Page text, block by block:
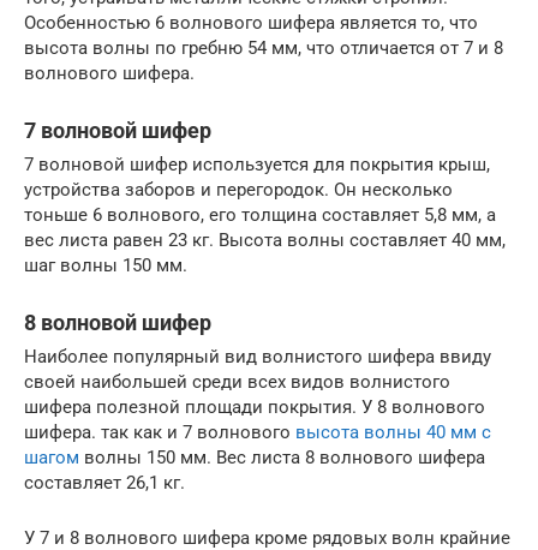
Особенностью 6 волнового шифера является то, что
высота волны по гребню 54 мм, что отличается от 7 и 8
волнового шифера.
7 волновой шифер
7 волновой шифер используется для покрытия крыш,
устройства заборов и перегородок. Он несколько
тоньше 6 волнового, его толщина составляет 5,8 мм, а
вес листа равен 23 кг. Высота волны составляет 40 мм,
шаг волны 150 мм.
8 волновой шифер
Наиболее популярный вид волнистого шифера ввиду
своей наибольшей среди всех видов волнистого
шифера полезной площади покрытия. У 8 волнового
шифера. так как и 7 волнового высота волны 40 мм с
шагом волны 150 мм. Вес листа 8 волнового шифера
составляет 26,1 кг.
У 7 и 8 волнового шифера кроме рядовых волн крайние